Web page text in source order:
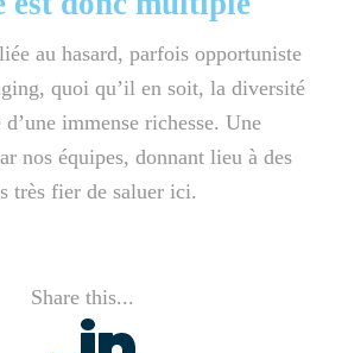
au hasard, parfois opportuniste
quoi qu’il en soit, la diversité
immense richesse. Une
nos équipes, donnant lieu à des
très fier de saluer ici.
Share this...